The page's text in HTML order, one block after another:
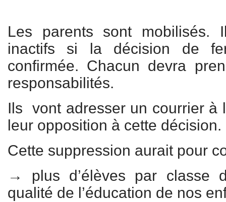
Les parents sont mobilisés.
inactifs si la décision de
confirmée. Chacun devra
responsabilités.
Ils vont adresser un courrier à
leur opposition à cette décision.
Cette suppression aurait pour
→ plus d’élèves par classe
qualité de l’éducation de nos